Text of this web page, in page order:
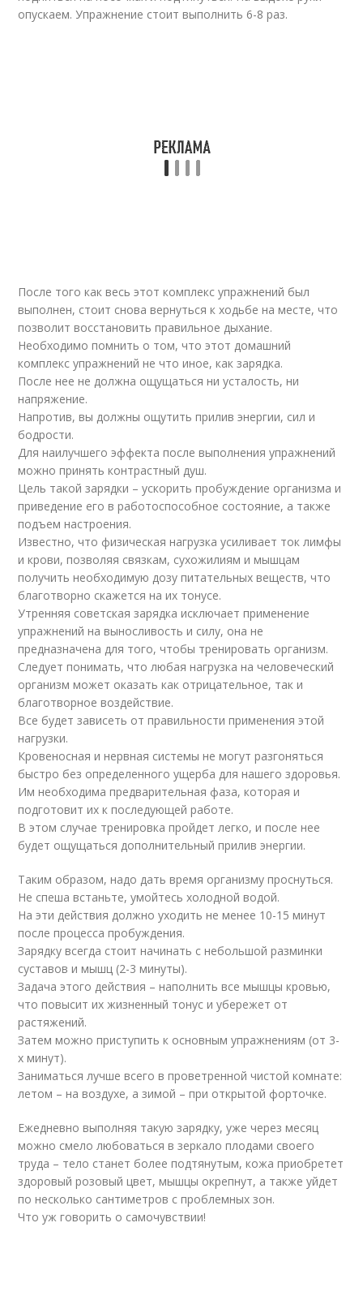
опускаем. Упражнение стоит выполнить 6-8 раз.
После того как весь этот комплекс упражнений был
выполнен, стоит снова вернуться к ходьбе на месте, что
позволит восстановить правильное дыхание.
Необходимо помнить о том, что этот домашний
комплекс упражнений не что иное, как зарядка.
После нее не должна ощущаться ни усталость, ни
напряжение.
Напротив, вы должны ощутить прилив энергии, сил и
бодрости.
Для наилучшего эффекта после выполнения упражнений
можно принять контрастный душ.
Цель такой зарядки – ускорить пробуждение организма и
приведение его в работоспособное состояние, а также
подъем настроения.
Известно, что физическая нагрузка усиливает ток лимфы
и крови, позволяя связкам, сухожилиям и мышцам
получить необходимую дозу питательных веществ, что
благотворно скажется на их тонусе.
Утренняя советская зарядка исключает применение
упражнений на выносливость и силу, она не
предназначена для того, чтобы тренировать организм.
Следует понимать, что любая нагрузка на человеческий
организм может оказать как отрицательное, так и
благотворное воздействие.
Все будет зависеть от правильности применения этой
нагрузки.
Кровеносная и нервная системы не могут разгоняться
быстро без определенного ущерба для нашего здоровья.
Им необходима предварительная фаза, которая и
подготовит их к последующей работе.
В этом случае тренировка пройдет легко, и после нее
будет ощущаться дополнительный прилив энергии.
Таким образом, надо дать время организму проснуться.
Не спеша встаньте, умойтесь холодной водой.
На эти действия должно уходить не менее 10-15 минут
после процесса пробуждения.
Зарядку всегда стоит начинать с небольшой разминки
суставов и мышц (2-3 минуты).
Задача этого действия – наполнить все мышцы кровью,
что повысит их жизненный тонус и убережет от
растяжений.
Затем можно приступить к основным упражнениям (от 3-
х минут).
Заниматься лучше всего в проветренной чистой комнате:
летом – на воздухе, а зимой – при открытой форточке.
Ежедневно выполняя такую зарядку, уже через месяц
можно смело любоваться в зеркало плодами своего
труда – тело станет более подтянутым, кожа приобретет
здоровый розовый цвет, мышцы окрепнут, а также уйдет
по несколько сантиметров с проблемных зон.
Что уж говорить о самочувствии!